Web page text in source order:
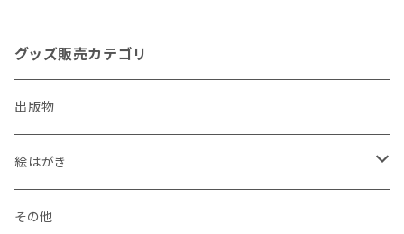
グッズ販売カテゴリ
出版物
絵はがき
犬
その他